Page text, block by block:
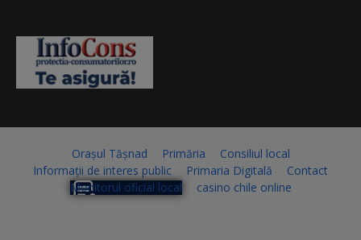
Orașul Tășnad Primăria
Consiliul local
Informații de interes public
Primaria Digitală
Contact
Monitorul oficial local
casino chile online